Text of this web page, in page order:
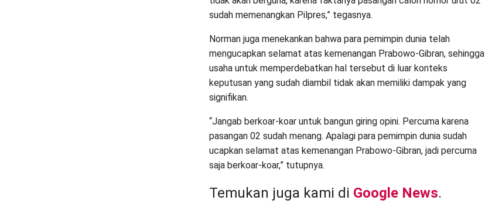
sudah memenangkan Pilpres,” tegasnya.
Norman juga menekankan bahwa para pemimpin dunia telah
mengucapkan selamat atas kemenangan Prabowo-Gibran, sehingga
usaha untuk memperdebatkan hal tersebut di luar konteks
keputusan yang sudah diambil tidak akan memiliki dampak yang
signifikan.
“Jangab berkoar-koar untuk bangun giring opini. Percuma karena
pasangan 02 sudah menang. Apalagi para pemimpin dunia sudah
ucapkan selamat atas kemenangan Prabowo-Gibran, jadi percuma
saja berkoar-koar,” tutupnya.
Temukan juga kami di Google News.